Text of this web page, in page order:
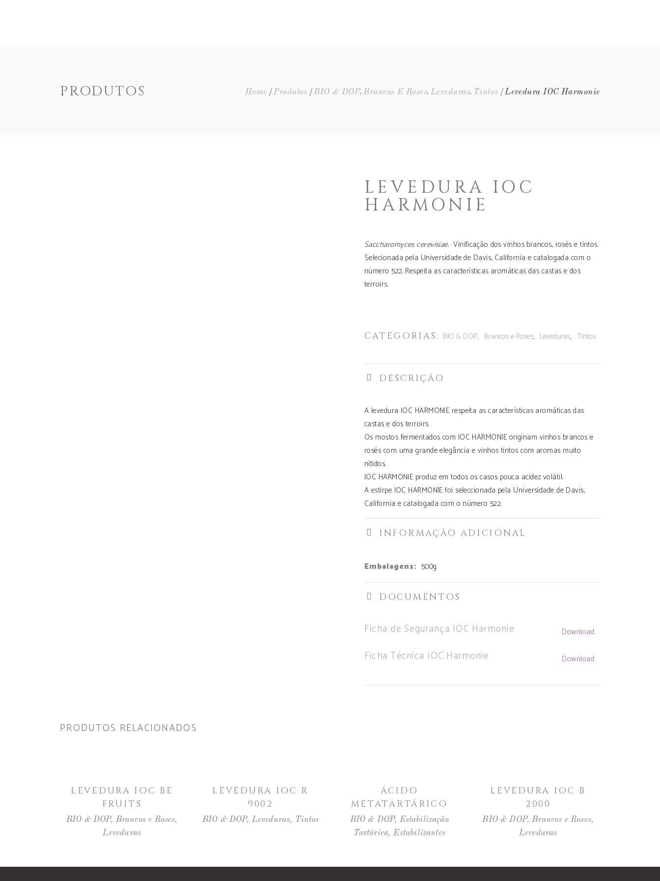
PRODUTOS Home Produtos BIO & DOP,Brancos E Roses, Leveduras, Tintos Levedura IOC Harmonie
LEVEDURA IOC
HARMONIE
Saccharomyces cerevisiae. Vinificação dos vinhos brancos, rosés e tintos.
Selecionada pela Universidade de Davis, California e catalogada com o
número 522. Respeita as características aromáticas das castas e dos
terroirs.
CATEGORIAS: BIO & DOP, Brancos e Roses, Leveduras, Tintos
DESCRIÇÃO
A levedura IOC HARMONIE respeita as características aromáticas das
castas e dos terroirs.
Os mostos fermentados com IOC HARMONIE originam vinhos brancos e
rosés com uma grande elegância e vinhos tintos com aromas muito
nítidos.
IOC HARMONIE produz em todos os casos pouca acidez volátil.
A estirpe IOC HARMONIE foi seleccionada pela Universidade de Davis,
California e catalogada com o número 522.
INFORMAÇÃO ADICIONAL
Embalagens: 500g
DOCUMENTOS
Ficha de Segurança IOC Harmonie Download
Ficha Técnica IOC Harmonie Download
PRODUTOS RELACIONADOS
LEVEDURA IOC BE
FRUITS
BIO & DOP, Brancos e Roses,
Leveduras
LEVEDURA IOC R
9002
BIO & DOP, Leveduras, Tintos
ÁCIDO
METATARTÁRICO
BIO & DOP, Estabilização
Tartárica,Estabilizantes
LEVEDURA IOC B
2000
BIO & DOP,Brancos e Roses,
Leveduras